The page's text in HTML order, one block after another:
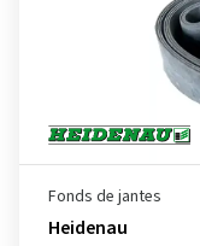
Fonds de jantes
Heidenau